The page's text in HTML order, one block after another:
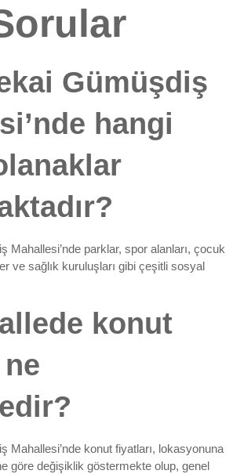
Gümüşdiş
hangi
Mahallesi’nde parklar, spor alanları, çocuk
ve sağlık kuruluşları gibi çeşitli sosyal
konut
Mahallesi’nde konut fiyatları, lokasyonuna
göre değişiklik göstermekte olup, genel